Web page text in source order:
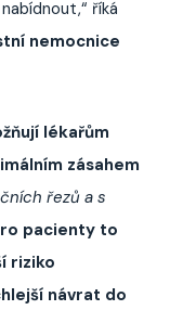
říká
nemocnice
lékařům
zásahem
řezů a s
pacienty to
riziko
návrat do